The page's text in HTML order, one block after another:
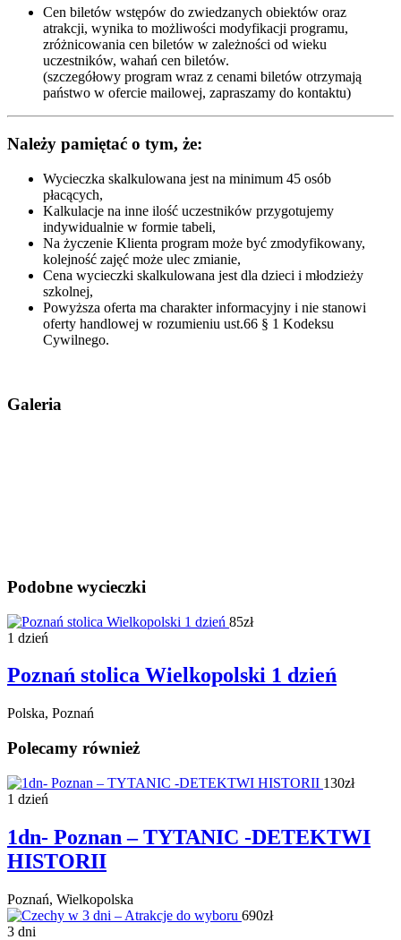
Cen biletów wstępów do zwiedzanych obiektów oraz
atrakcji, wynika to możliwości modyfikacji programu,
zróżnicowania cen biletów w zależności od wieku
uczestników, wahań cen biletów.
(szczegółowy program wraz z cenami biletów otrzymają
państwo w ofercie mailowej, zapraszamy do kontaktu)
Należy pamiętać o tym, że:
Wycieczka skalkulowana jest na minimum 45 osób
płacących,
Kalkulacje na inne ilość uczestników przygotujemy
indywidualnie w formie tabeli,
Na życzenie Klienta program może być zmodyfikowany,
kolejność zajęć może ulec zmianie,
Cena wycieczki skalkulowana jest dla dzieci i młodzieży
szkolnej,
Powyższa oferta ma charakter informacyjny i nie stanowi
oferty handlowej w rozumieniu ust.66 § 1 Kodeksu
Cywilnego.
Galeria
Podobne wycieczki
85zł
1 dzień
Poznań stolica Wielkopolski 1 dzień
Polska, Poznań
Polecamy również
130zł
1 dzień
1dn- Poznan – TYTANIC -DETEKTWI
HISTORII
Poznań, Wielkopolska
690zł
3 dni